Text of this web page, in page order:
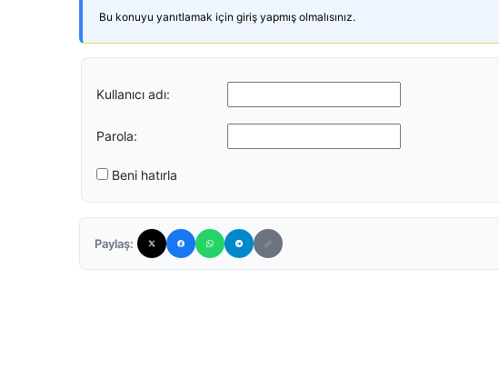
Bu konuyu yanıtlamak için giriş yapmış olmalısınız.
Kullanıcı adı:
Parola:
Beni hatırla
Paylaş: